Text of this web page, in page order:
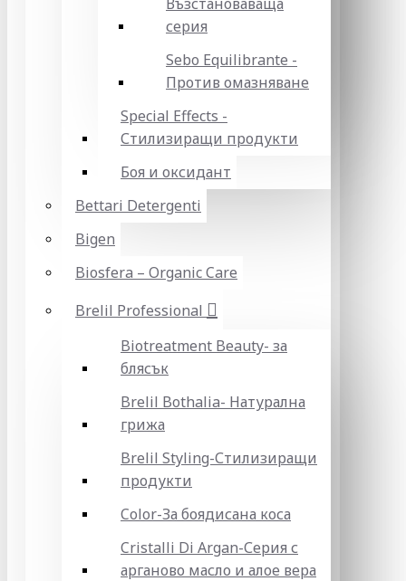
серия
Sebo Equilibrante -
Против омазняване
Special Effects -
Стилизиращи продукти
Боя и оксидант
Bettari Detergenti
Bigen
Biosfera – Organic Care
Brelil Professional
Biotreatment Beauty- за
блясък
Brelil Bothalia- Натурална
грижа
Brelil Styling-Стилизиращи
продукти
Color-За боядисана коса
Cristalli Di Argan-Серия с
арганово масло и алое вера